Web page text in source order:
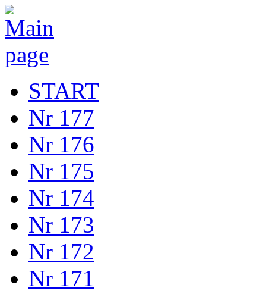
START
Nr 177
Nr 176
Nr 175
Nr 174
Nr 173
Nr 172
Nr 171